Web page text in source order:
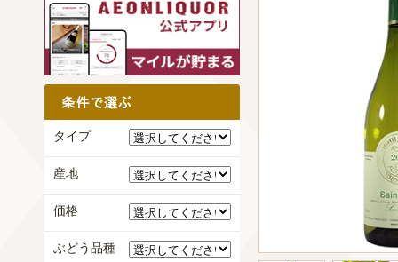
タイプ
産地
価格
ぶどう品種